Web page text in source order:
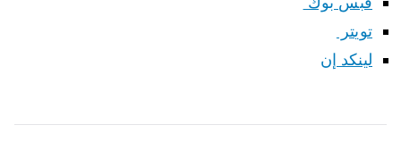
تويتر
لينكد إن